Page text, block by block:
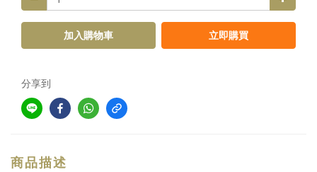
加入購物車 立即購買
分享到
商品描述